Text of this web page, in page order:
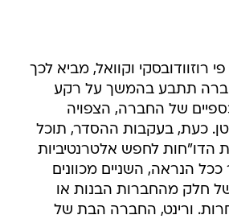
רוזוודובסקי וקוואל, מביא לכך
תתבע בהמשך על רקע
של החברה, הצפויה
2010, קטן. כעת, בעקבות ההסדר, תוכל
הדו"חות לחפש אלטרנטיביות
הנראה, השניים מכוונים
חלק מהחברות הבנות או
ורינט, החברה הבת של